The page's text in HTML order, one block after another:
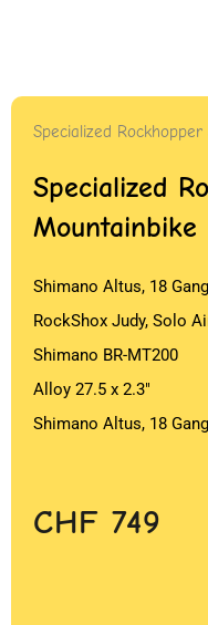
Specialized
Specialized
Mountainbike
Shimano Altus, 18 Gang
RockShox Judy, Solo
Shimano BR-MT200
Alloy 27.5 x 2.3″
Shimano Altus, 18 Gang
CHF 749